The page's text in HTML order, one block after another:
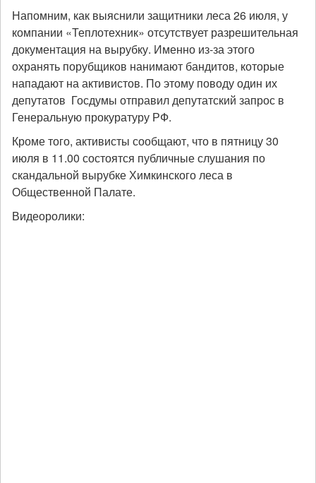
Напомним, как выяснили защитники леса 26 июля, у
компании «Теплотехник» отсутствует разрешительная
документация на вырубку. Именно из-за этого
охранять порубщиков нанимают бандитов, которые
нападают на активистов. По этому поводу один их
депутатов Госдумы отправил депутатский запрос в
Генеральную прокуратуру РФ.
Кроме того, активисты сообщают, что в пятницу 30
июля в 11.00 состоятся публичные слушания по
скандальной вырубке Химкинского леса в
Общественной Палате.
Видеоролики: